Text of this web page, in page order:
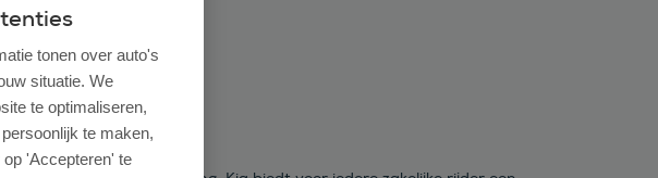
systemen
tonen over auto's
situatie. We
te optimaliseren,
te maken,
'Accepteren' te